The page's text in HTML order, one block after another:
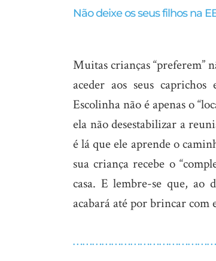
Não deixe os seus filhos na
Muitas crianças “preferem”
aceder aos seus
Escolinha não é apenas o
ela não desestabilizar a
é lá que ele aprende o
sua criança recebe o
casa. E lembre-se que, ao
acabará até por brincar com